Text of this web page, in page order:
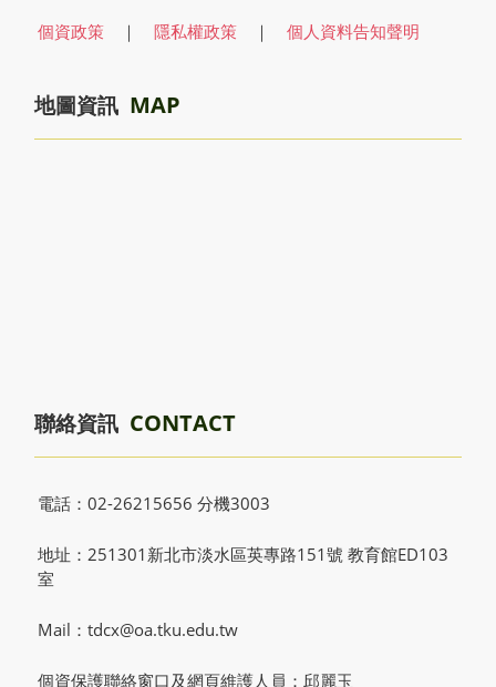
個資政策｜ 隱私權政策｜ 個人資料告知聲明
地圖資訊 MAP
聯絡資訊 CONTACT
電話：02-26215656 分機3003
地址：251301新北市淡水區英專路151號 教育館ED103
室
Mail：tdcx@oa.tku.edu.tw
個資保護聯絡窗口及網頁維護人員：邱麗玉